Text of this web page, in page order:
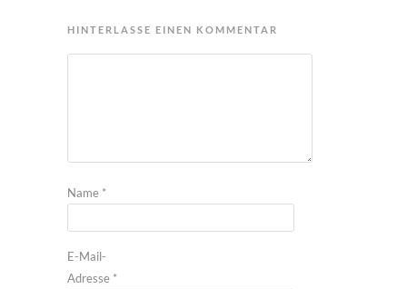
HINTERLASSE EINEN KOMMENTAR
Name *
E-Mail-
Adresse *